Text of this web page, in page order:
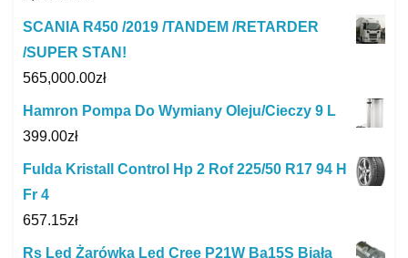
SCANIA R450 /2019 /TANDEM /RETARDER
/SUPER STAN!
565,000.00zł
Hamron Pompa Do Wymiany Oleju/Cieczy 9 L
399.00zł
Fulda Kristall Control Hp 2 Rof 225/50 R17 94 H
Fr 4
657.15zł
Rs Led Żarówka Led Cree P21W Ba15S Biała